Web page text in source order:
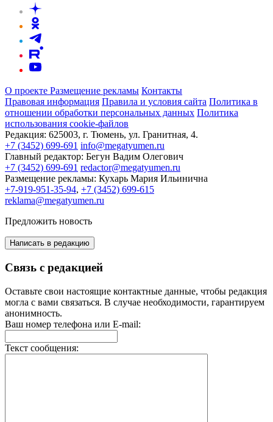
О проекте Размещение рекламы Контакты
Правовая информация Правила и условия сайта Политика в
отношении обработки персональных данных Политика
использования cookie-файлов
Редакция: 625003, г. Тюмень, ул. Гранитная, 4.
+7 (3452) 699-691 info@megatyumen.ru
Главный редактор: Бегун Вадим Олегович
+7 (3452) 699-691 redactor@megatyumen.ru
Размещение рекламы: Кухарь Мария Ильинична
+7-919-951-35-94, +7 (3452) 699-615
reklama@megatyumen.ru
Предложить новость
Написать в редакцию
Связь с редакцией
Оставьте свои настоящие контактные данные, чтобы редакция
могла с вами связаться. В случае необходимости, гарантируем
анонимность.
Ваш номер телефона или E-mail:
Текст сообщения: